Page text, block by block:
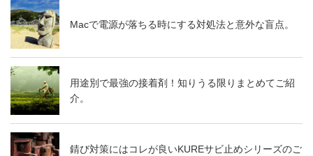
Macで電源が落ちる時にする対処法と意外な盲点。
用途別で最強の接着剤！知りうる限りまとめてご紹
介。
錆び対策にはコレが良いKUREサビ止めシリーズのご